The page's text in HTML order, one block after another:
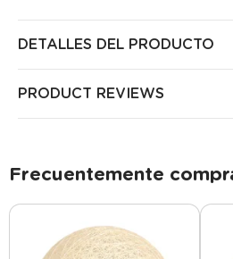
DETALLES DEL PRODUCTO
PRODUCT REVIEWS
Frecuentemente